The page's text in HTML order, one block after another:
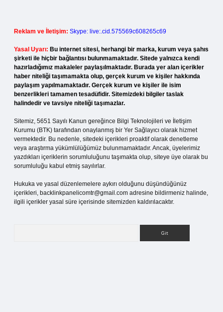
Reklam ve İletişim: Skype: live:.cid.575569c608265c69
Yasal Uyarı: Bu internet sitesi, herhangi bir marka, kurum veya şahıs
şirketi ile hiçbir bağlantısı bulunmamaktadır. Sitede yalnızca kendi
hazırladığımız makaleler paylaşılmaktadır. Burada yer alan içerikler
haber niteliği taşımamakta olup, gerçek kurum ve kişiler hakkında
paylaşım yapılmamaktadır. Gerçek kurum ve kişiler ile isim
benzerlikleri tamamen tesadüfidir. Sitemizdeki bilgiler taslak
halindedir ve tavsiye niteliği taşımazlar.
Sitemiz, 5651 Sayılı Kanun gereğince Bilgi Teknolojileri ve İletişim
Kurumu (BTK) tarafından onaylanmış bir Yer Sağlayıcı olarak hizmet
vermektedir. Bu nedenle, sitedeki içerikleri proaktif olarak denetleme
veya araştırma yükümlülüğümüz bulunmamaktadır. Ancak, üyelerimiz
yazdıkları içeriklerin sorumluluğunu taşımakta olup, siteye üye olarak bu
sorumluluğu kabul etmiş sayılırlar.
Hukuka ve yasal düzenlemelere aykırı olduğunu düşündüğünüz
içerikleri, backlinkpanelicomtr@gmail.com adresine bildirmeniz halinde,
ilgili içerikler yasal süre içerisinde sitemizden kaldırılacaktır.